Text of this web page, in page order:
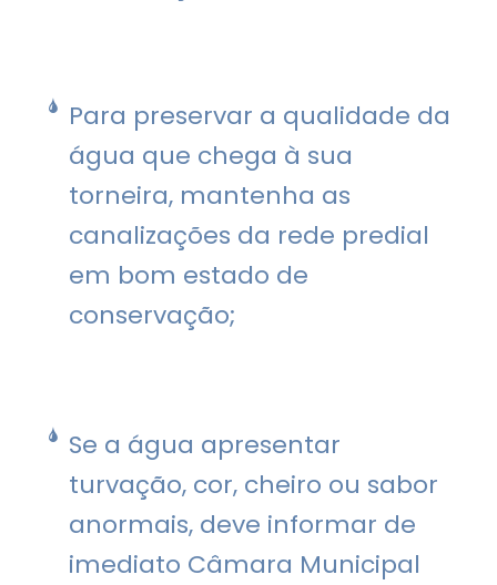
Para preservar a qualidade da
água que chega à sua
torneira, mantenha as
canalizações da rede predial
em bom estado de
conservação;
Se a água apresentar
turvação, cor, cheiro ou sabor
anormais, deve informar de
imediato Câmara Municipal